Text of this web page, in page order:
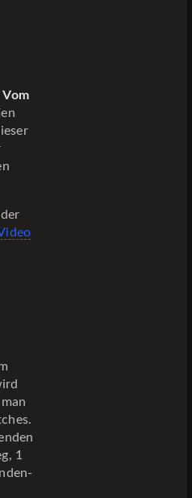
Vom
1